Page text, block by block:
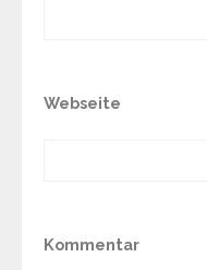
Webseite
Kommentar